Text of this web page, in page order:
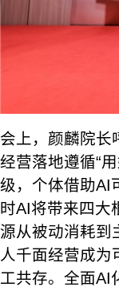
会上，颜麟院长
经营落地遵循“
级，个体借助AI
时AI将带来四大
源从被动消耗到
人千面经营成为
工共存。全面AI